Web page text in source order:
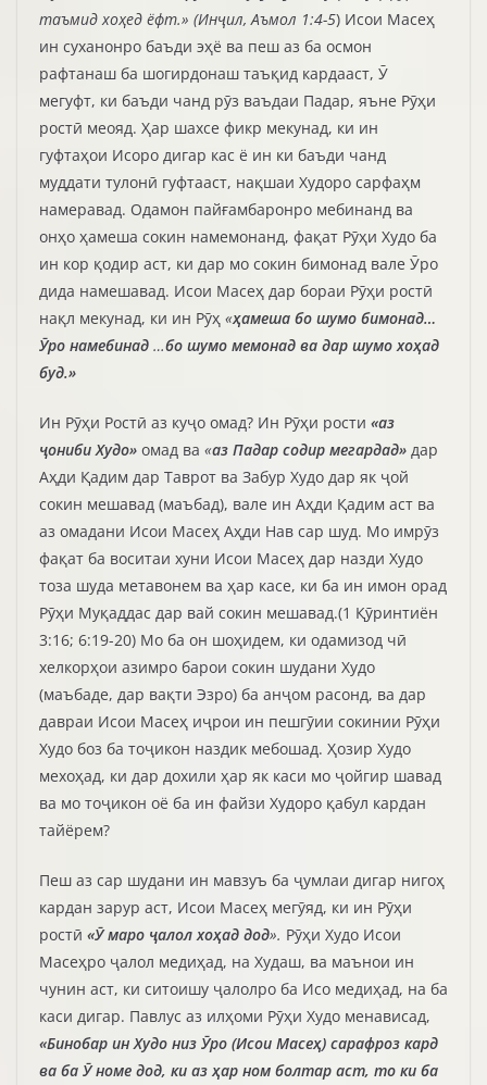
таъмид хоҳед ёфт.» (Инҷил, Аъмол 1:4-5) Исои Масеҳ
ин суханонро баъди эҳё ва пеш аз ба осмон
рафтанаш ба шогирдонаш таъқид кардааст, Ӯ
мегуфт, ки баъди чанд рӯз ваъдаи Падар, яъне Рӯҳи
ростӣ меояд. Ҳар шахсе фикр мекунад, ки ин
гуфтаҳои Исоро дигар кас ё ин ки баъди чанд
муддати тулонӣ гуфтааст, нақшаи Худоро сарфаҳм
намеравад. Одамон пайғамбаронро мебинанд ва
онҳо ҳамеша сокин намемонанд, фақат Рӯҳи Худо ба
ин кор қодир аст, ки дар мо сокин бимонад вале Ӯро
дида намешавад. Исои Масеҳ дар бораи Рӯҳи ростӣ
нақл мекунад, ки ин Рӯҳ «ҳамеша бо шумо бимонад…
Ӯро намебинад …бо шумо мемонад ва дар шумо хоҳад
буд.»
Ин Рӯҳи Ростӣ аз куҷо омад? Ин Рӯҳи рости «аз
ҷониби Худо» омад ва «аз Падар содир мегардад» дар
Аҳди Қадим дар Таврот ва Забур Худо дар як ҷой
сокин мешавад (маъбад), вале ин Аҳди Қадим аст ва
аз омадани Исои Масеҳ Аҳди Нав сар шуд. Мо имрӯз
фақат ба воситаи хуни Исои Масеҳ дар назди Худо
тоза шуда метавонем ва ҳар касе, ки ба ин имон орад
Рӯҳи Муқаддас дар вай сокин мешавад.(1 Қӯринтиён
3:16; 6:19-20) Мо ба он шоҳидем, ки одамизод чӣ
хелкорҳои азимро барои сокин шудани Худо
(маъбаде, дар вақти Эзро) ба анҷом расонд, ва дар
давраи Исои Масеҳ иҷрои ин пешгӯии сокинии Рӯҳи
Худо боз ба тоҷикон наздик мебошад. Ҳозир Худо
мехоҳад, ки дар дохили ҳар як каси мо ҷойгир шавад
ва мо тоҷикон оё ба ин файзи Худоро қабул кардан
тайёрем?
Пеш аз сар шудани ин мавзуъ ба ҷумлаи дигар нигоҳ
кардан зарур аст, Исои Масеҳ мегӯяд, ки ин Рӯҳи
ростӣ «Ӯ маро ҷалол хоҳад дод». Рӯҳи Худо Исои
Масеҳро ҷалол медиҳад, на Худаш, ва маънои ин
чунин аст, ки ситоишу ҷалолро ба Исо медиҳад, на ба
каси дигар. Павлус аз илҳоми Рӯҳи Худо менависад,
«Бинобар ин Худо низ Ӯро (Исои Масеҳ) сарафроз кард
ва ба Ӯ номе дод, ки аз ҳар ном болтар аст, то ки ба